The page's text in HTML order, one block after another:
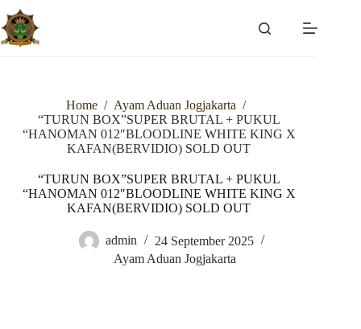
Skip
to
content
Home / Ayam Aduan Jogjakarta /
“TURUN BOX”SUPER BRUTAL + PUKUL
“HANOMAN 012″BLOODLINE WHITE KING X
KAFAN(BERVIDIO) SOLD OUT
“TURUN BOX”SUPER BRUTAL + PUKUL
“HANOMAN 012″BLOODLINE WHITE KING X
KAFAN(BERVIDIO) SOLD OUT
admin
24 September 2025
Ayam Aduan Jogjakarta